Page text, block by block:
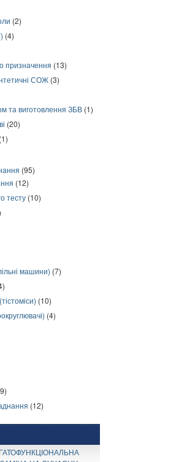
(2)
(4)
призначення (13)
СОЖ (3)
та виготовлення ЗБВ (1)
(20)
(1)
(95)
(12)
тесту (10)
машини) (7)
(10)
(4)
(12)